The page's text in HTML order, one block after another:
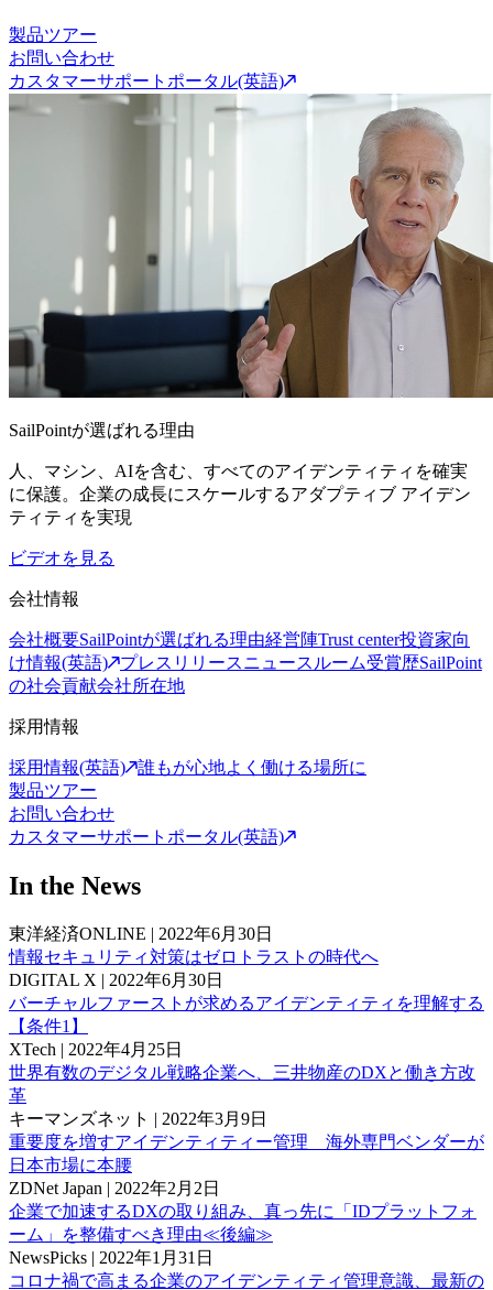
製品ツアー
お問い合わせ
カスタマーサポートポータル(英語)
SailPointが選ばれる理由
人、マシン、AIを含む、すべてのアイデンティティを確実
に保護。企業の成長にスケールするアダプティブ アイデン
ティティを実現
ビデオを見る
会社情報
会社概要SailPointが選ばれる理由経営陣Trust center投資家向
け情報(英語)
プレスリリースニュースルーム受賞歴SailPoint
の社会貢献会社所在地
採用情報
採用情報(英語)
誰もが心地よく働ける場所に
製品ツアー
お問い合わせ
カスタマーサポートポータル(英語)
In the News
東洋経済ONLINE | 2022年6月30日
情報セキュリティ対策はゼロトラストの時代へ
DIGITAL X | 2022年6月30日
バーチャルファーストが求めるアイデンティティを理解する
【条件1】
XTech | 2022年4月25日
世界有数のデジタル戦略企業へ、三井物産のDXと働き方改
革
キーマンズネット | 2022年3月9日
重要度を増すアイデンティティー管理 海外専門ベンダーが
日本市場に本腰
ZDNet Japan | 2022年2月2日
企業で加速するDXの取り組み、真っ先に「IDプラットフォ
ーム」を整備すべき理由≪後編≫
NewsPicks | 2022年1月31日
コロナ禍で高まる企業のアイデンティティ管理意識、最新の